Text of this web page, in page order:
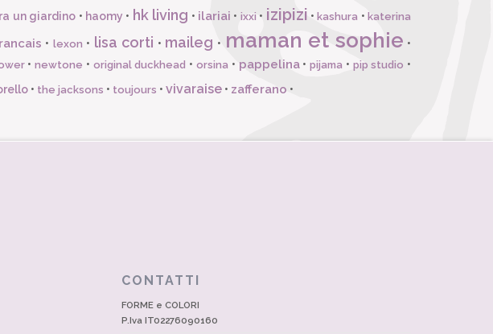
un giardino • haomy • hk living • ilariai • ixxi • izipizi •kashura •katerina
• lexon • lisa corti • maileg • maman et sophie •
•newtone • original duckhead • orsina • pappelina•pijama • pip studio •
• the jacksons • toujours • vivaraise • zafferano •
CONTATTI
FORME e COLORI
P.Iva IT02276090160